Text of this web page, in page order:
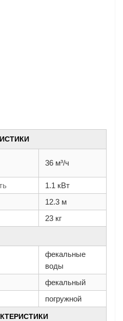
36 м³/ч
1.1 кВт
12.3 м
23 кг
фекальные
воды
фекальный
погружной